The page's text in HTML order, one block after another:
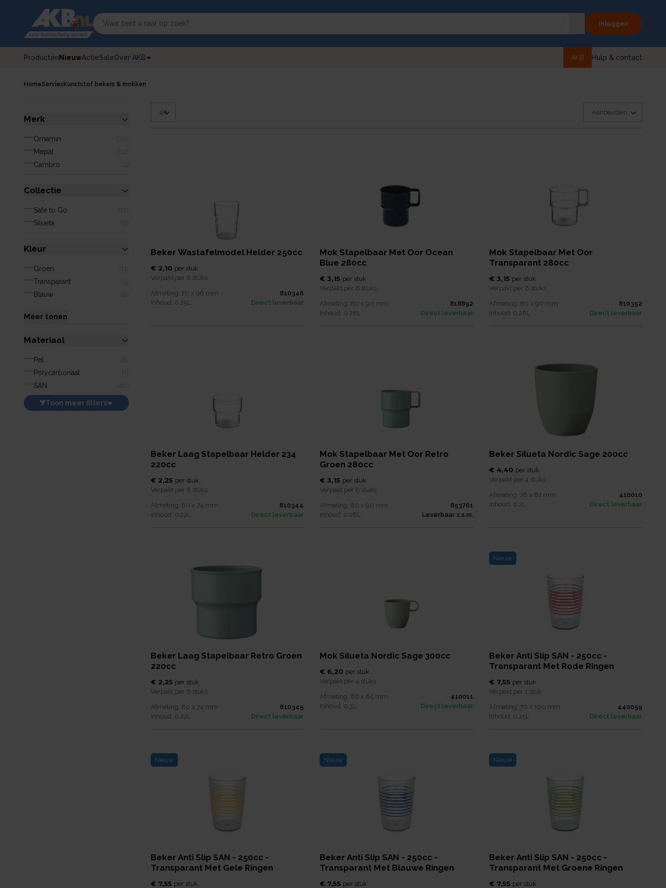
Inloggen
ProductenNieuwActieSaleOver AKB AKB Hulp & contact
HomeServies Kunststof bekers & mokken
Merk
Ornamin
Mepal
Cambro
Collectie
Safe to Go
Silueta
Kleur
Groen
Transparant
Blauw
Meer tonen
Materiaal
Pet
Polycarbonaat
SAN
Toon meer filters
Beker Wastafelmodel Helder 250cc
€ 2,10 per stuk
Verpakt per 6 stuks
Afmeting: 70 x 96 mm
Inhoud: 0,25L
810346
Direct leverbaar
Mok Stapelbaar Met Oor Ocean
Blue 280cc
€ 3,15 per stuk
Verpakt per 6 stuks
Afmeting: 80 x 90 mm
Inhoud: 0,28L
818892
Direct leverbaar
Mok Stapelbaar Met Oor
Transparant 280cc
€ 3,15 per stuk
Verpakt per 6 stuks
Afmeting: 80 x 90 mm
Inhoud: 0,28L
810352
Direct leverbaar
Beker Laag Stapelbaar Helder 234
220cc
€ 2,25 per stuk
Verpakt per 6 stuks
Afmeting: 80 x 74 mm
Inhoud: 0,22L
810344
Direct leverbaar
Mok Stapelbaar Met Oor Retro
Groen 280cc
€ 3,15 per stuk
Verpakt per 6 stuks
Afmeting: 80 x 90 mm
Inhoud: 0,28L
853761
Leverbaar z.s.m.
Beker Silueta Nordic Sage 200cc
€ 4,40 per stuk
Verpakt per 4 stuks
Afmeting: 78 x 81 mm
Inhoud: 0,2L
410010
Direct leverbaar
Beker Laag Stapelbaar Retro Groen
220cc
€ 2,25 per stuk
Verpakt per 6 stuks
Afmeting: 80 x 74 mm
Inhoud: 0,22L
810345
Direct leverbaar
Mok Silueta Nordic Sage 300cc
€ 6,20 per stuk
Verpakt per 4 stuks
Afmeting: 86 x 85 mm
Inhoud: 0,3L
410011
Direct leverbaar
Nieuw
Beker Anti Slip SAN - 250cc -
Transparant Met Rode Ringen
€ 7,55 per stuk
Verpakt per 1 stuk
Afmeting: 70 x 100 mm
Inhoud: 0,25L
440059
Direct leverbaar
Nieuw
Beker Anti Slip SAN - 250cc -
Transparant Met Gele Ringen
€ 7,55 per stuk
Nieuw
Beker Anti Slip SAN - 250cc -
Transparant Met Blauwe Ringen
€ 7,55 per stuk
Nieuw
Beker Anti Slip SAN - 250cc -
Transparant Met Groene Ringen
€ 7,55 per stuk